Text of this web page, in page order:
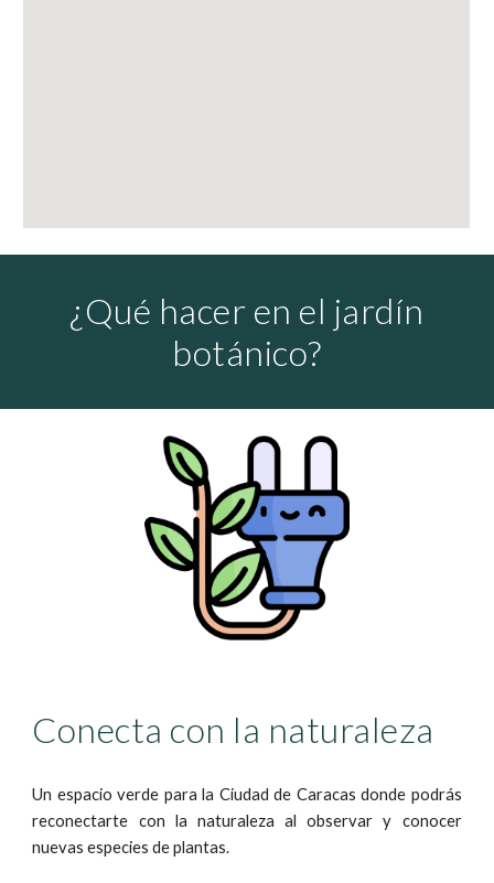
¿Qué hacer en el jardín
botánico?
Conecta con la naturaleza
Un espacio verde para la Ciudad de Caracas donde podrás
reconectarte con la naturaleza al observar y conocer
nuevas especies de plantas.